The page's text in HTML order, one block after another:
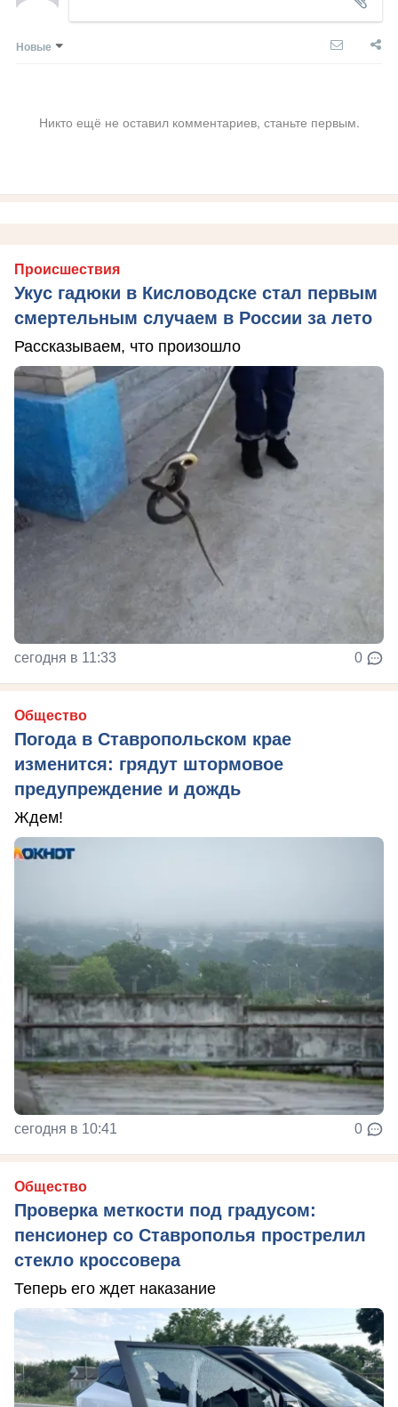
Новые
Никто ещё не оставил комментариев, станьте первым.
Происшествия
Укус гадюки в Кисловодске стал первым
смертельным случаем в России за лето
Рассказываем, что произошло
сегодня в 11:33 0
Общество
Погода в Ставропольском крае
изменится: грядут штормовое
предупреждение и дождь
Ждем!
сегодня в 10:41 0
Общество
Проверка меткости под градусом:
пенсионер со Ставрополья прострелил
стекло кроссовера
Теперь его ждет наказание